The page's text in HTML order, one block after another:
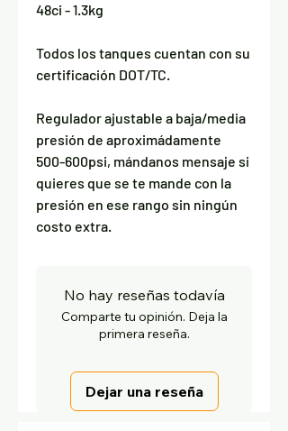
48ci - 1.3kg
Todos los tanques cuentan con su
certificación DOT/TC.
Regulador ajustable a baja/media
presión de aproximádamente
500-600psi, mándanos mensaje si
quieres que se te mande con la
presión en ese rango sin ningún
costo extra.
No hay reseñas todavía
Comparte tu opinión. Deja la
primera reseña.
Dejar una reseña